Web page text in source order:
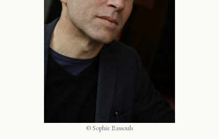
© Sophie Bassouls